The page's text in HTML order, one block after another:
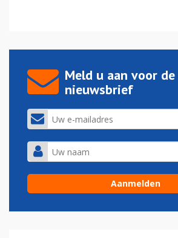
Meld u aan voor de
nieuwsbrief